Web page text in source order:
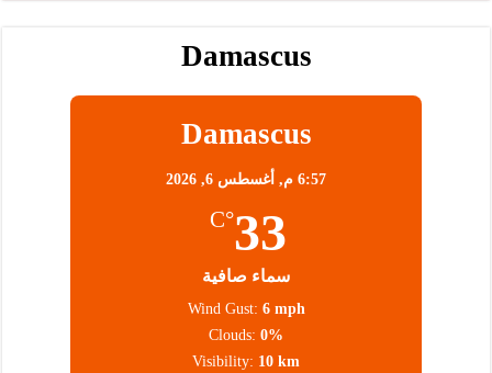
Damascus
Damascus
6:57 م, أغسطس 6, 2026
33
°C
سماء صافية
Wind Gust: 6 mph
Clouds: 0%
Visibility: 10 km